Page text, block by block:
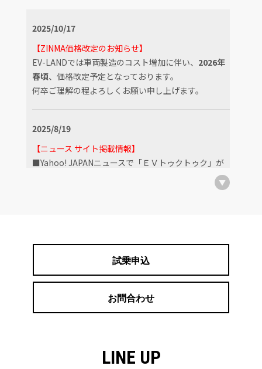
2025/10/17
【ZINMA価格改定のお知らせ】
EV-LANDでは車両製造のコスト増加に伴い、 2026年
春頃、価格改定予定となっております。
何卒ご理解の程よろしくお願い申し上げます。
2025/8/19
【ニュース サイト掲載情報】
■Yahoo! JAPANニュースで「ＥＶトゥクトゥク」が
島の坂道も楽しくスイスイ！香川・豊島で「ＥＶト
介されました。
瀬戸内国際芸術祭で人気の豊島にトゥクトゥク登
場 レンタルサービスで料金は2時間、3500円から
平素よりEV-LANDをご利用いただき、誠にありがと
試乗申込
お問合わせ
LINE UP